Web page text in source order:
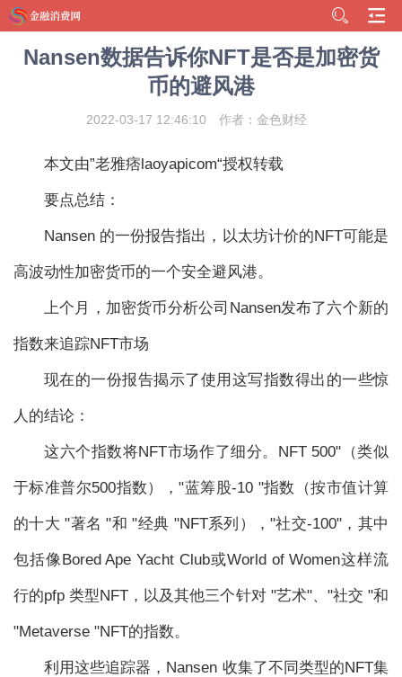
Nansen数据告诉你NFT是否是加密货
币的避风港
2022-03-17 12:46:10 作者：金色财经
本文由”老雅痞laoyapicom“授权转载
要点总结：
Nansen 的一份报告指出，以太坊计价的NFT可能是
高波动性加密货币的一个安全避风港。
上个月，加密货币分析公司Nansen发布了六个新的
指数来追踪NFT市场
现在的一份报告揭示了使用这写指数得出的一些惊
人的结论：
这六个指数将NFT市场作了细分。NFT 500"（类似
于标准普尔500指数），"蓝筹股-10 "指数（按市值计算
的十大 "著名 "和 "经典 "NFT系列），"社交-100"，其中
包括像Bored Ape Yacht Club或World of Women这样流
行的pfp 类型NFT，以及其他三个针对 "艺术"、"社交 "和
"Metaverse "NFT的指数。
利用这些追踪器，Nansen 收集了不同类型的NFT集